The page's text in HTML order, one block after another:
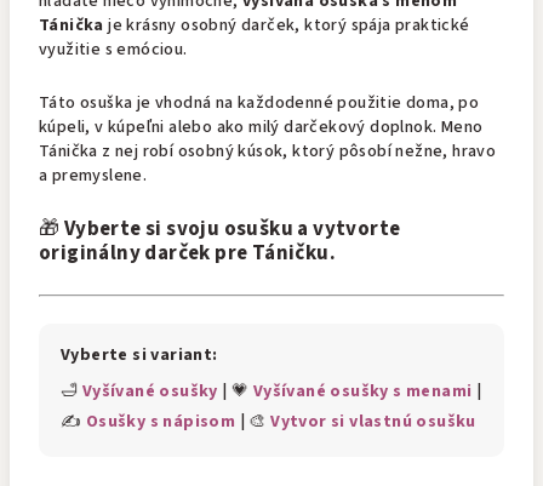
Tánička je krásny osobný darček, ktorý spája praktické
využitie s emóciou.
Táto osuška je vhodná na každodenné použitie doma, po
kúpeli, v kúpeľni alebo ako milý darčekový doplnok. Meno
Tánička z nej robí osobný kúsok, ktorý pôsobí nežne, hravo
a premyslene.
🎁 Vyberte si svoju osušku a vytvorte
originálny darček pre Táničku.
Vyberte si variant:
🛁 Vyšívané osušky | 💗 Vyšívané osušky s menami
✍️ Osušky s nápisom | 🎨Vytvor si vlastnú osušku